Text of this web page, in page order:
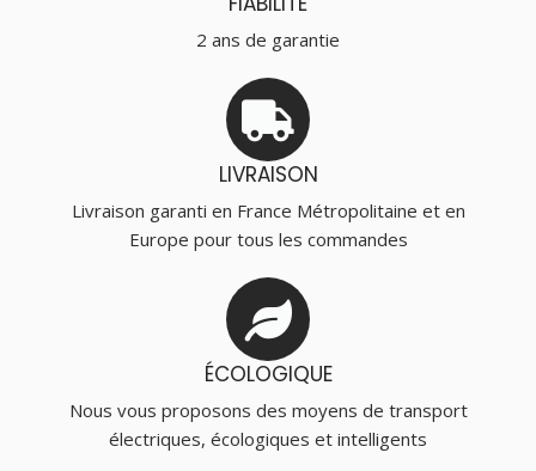
2 ans de garantie
LIVRAISON
Livraison garanti en France Métropolitaine et en
Europe pour tous les commandes
ÉCOLOGIQUE
Nous vous proposons des moyens de transport
électriques, écologiques et intelligents